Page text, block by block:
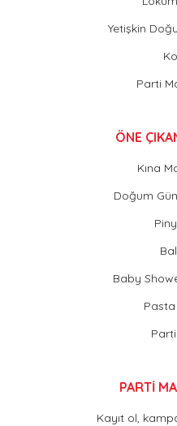
Yetişkin
Parti
ÖNE
Kına
Doğum
Baby
Pasta
PARTİ
Kayıt ol,